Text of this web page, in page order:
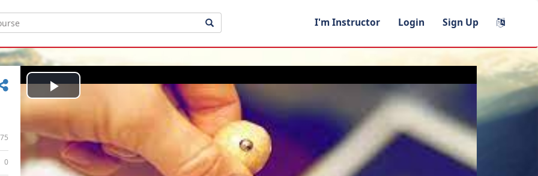
I'm Instructor Login Sign Up
75
0
Play
Video